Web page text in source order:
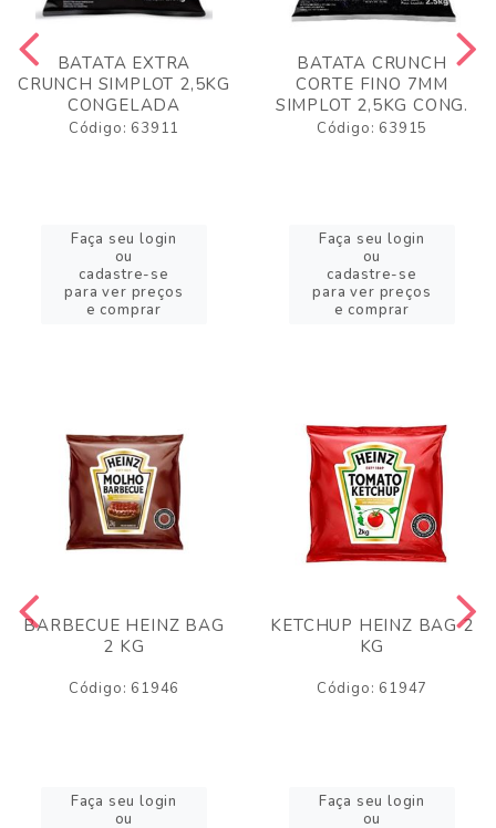
BATATA EXTRA
CRUNCH SIMPLOT 2,5KG
CONGELADA
Código: 63911
Faça seu login
ou
cadastre-se
para ver preços
e comprar
BATATA CRUNCH
CORTE FINO 7MM
SIMPLOT 2,5KG CONG.
Código: 63915
Faça seu login
ou
cadastre-se
para ver preços
e comprar
BARBECUE HEINZ BAG
2 KG
Código: 61946
Faça seu login
ou
KETCHUP HEINZ BAG 2
KG
Código: 61947
Faça seu login
ou